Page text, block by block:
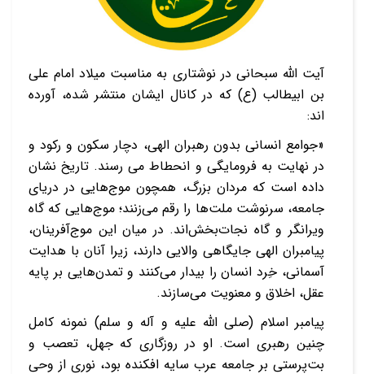
آیت الله سبحانی در نوشتاری به مناسبت میلاد امام علی
بن ابیطالب (ع) که در کانال ایشان منتشر شده، آورده
اند:
«جوامع انسانی بدون رهبران الهی، دچار سکون و رکود و
در نهایت به فرومایگی و انحطاط می رسند. تاریخ نشان
داده است که مردان بزرگ، همچون موج‌هایی در دریای
جامعه، سرنوشت ملت‌ها را رقم می‌زنند؛ موج‌هایی که گاه
ویرانگر و گاه نجات‌بخش‌اند. در میان این موج‌آفرینان،
پیامبران الهی جایگاهی والایی دارند، زیرا آنان با هدایت
آسمانی، خِرد انسان را بیدار می‌کنند و تمدن‌هایی بر پایه
عقل، اخلاق و معنویت می‌سازند.
پیامبر اسلام (صلی‌ الله‌ علیه‌ و آله‌ و سلم) نمونه کامل
چنین رهبری است. او در روزگاری که جهل، تعصب و
بت‌پرستی بر جامعه عرب سایه افکنده بود، نوری از وحی